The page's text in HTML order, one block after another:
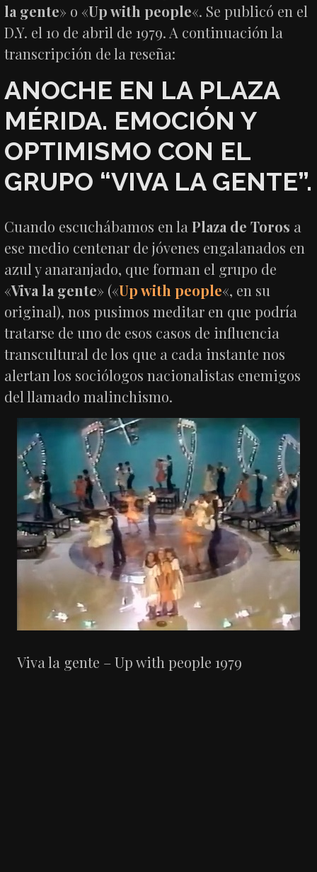
la gente» o «Up with people«. Se publicó en el
D.Y. el 10 de abril de 1979. A continuación la
transcripción de la reseña:
ANOCHE EN LA PLAZA
MÉRIDA. EMOCIÓN Y
OPTIMISMO CON EL
GRUPO “VIVA LA GENTE”.
Cuando escuchábamos en laPlaza de Toros a
ese medio centenar de jóvenes engalanados en
azul y anaranjado, que forman el grupo de
«Viva la gente» («Up with people«, en su
original), nos pusimos meditar en que podría
tratarse de uno de esos casos de influencia
transcultural de los que a cada instante nos
alertan los sociólogos nacionalistas enemigos
del llamado malinchismo.
Viva la gente – Up with people 1979